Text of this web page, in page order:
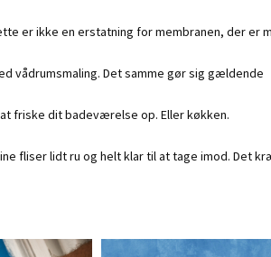
er ikke en erstatning for membranen, der er
vådrumsmaling. Det samme gør sig gældende
friske dit badeværelse op. Eller køkken.
fliser lidt ru og helt klar til at tage imod. Det